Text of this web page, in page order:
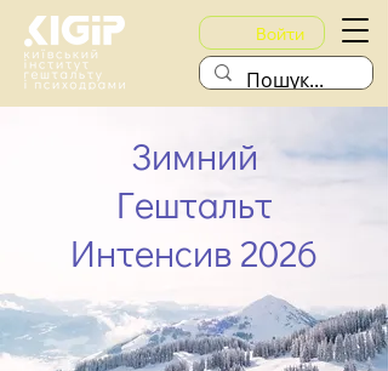
Войти
Зимний
Гештальт
Интенсив 2026